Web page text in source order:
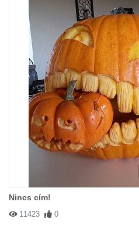
Nincs cím!
11423 0